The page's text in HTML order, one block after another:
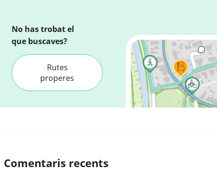
No has trobat el
que buscaves?
Rutes
properes
Comentaris recents